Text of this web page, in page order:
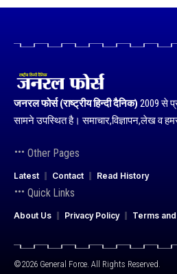
जनरल फोर्स (राष्ट्रीय हिन्दी दैनिक) 2009 से
सामने उपस्थित है। समाचार,विज्ञापन,लेख व
Other Pages
Latest Contact Read History
Quick Links
About Us Privacy Policy Terms
©2026 General Force. All Rights Reserved.